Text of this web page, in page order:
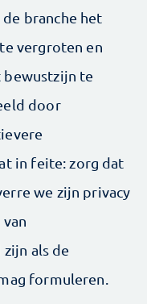
branche het
vergroten en
bewustzijn te
door
in feite: zorg dat
we zijn privacy
als de
formuleren.